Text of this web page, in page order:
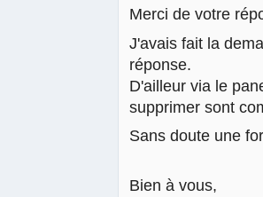
Merci de votre
J'avais fait la
réponse.
D'ailleur via le
supprimer sont
Sans doute une
Bien à vous,